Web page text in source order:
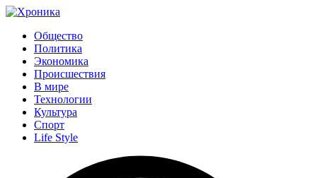
Общество
Политика
Экономика
Происшествия
В мире
Технологии
Культура
Спорт
Life Style